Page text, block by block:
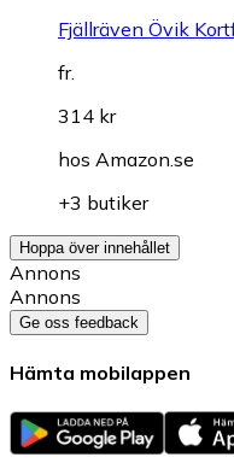
Fjällräven Övik
fr.
314 kr
hos Amazon.se
+3 butiker
Hoppa över innehållet
Annons
Annons
Ge oss feedback
Hämta mobilappen